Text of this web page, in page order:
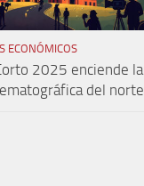
ECONÓMICOS
2025 enciende la
del norte